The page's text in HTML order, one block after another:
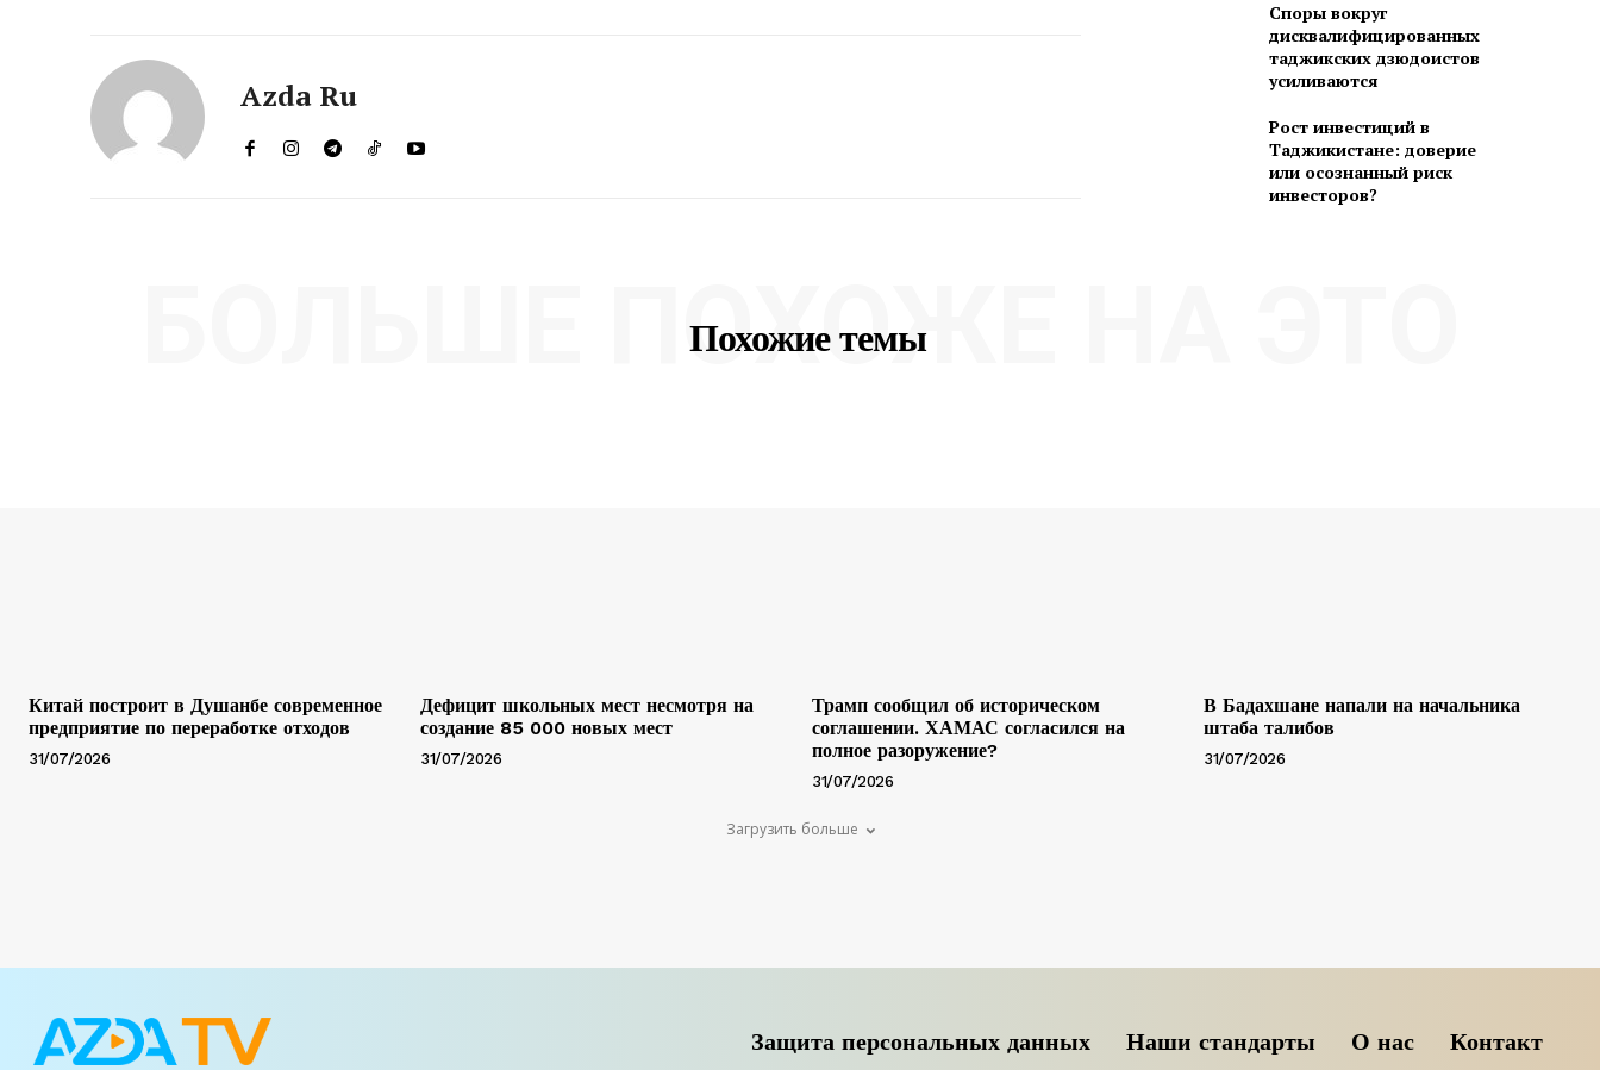
Azda Ru
Споры вокруг
дисквалифицированных
таджикских дзюдоистов
усиливаются
Рост инвестиций в
Таджикистане: доверие
или осознанный риск
инвесторов?
Похожие темы
БОЛЬШЕ ПОХОЖЕ НА ЭТО
Китай построит в Душанбе современное
предприятие по переработке отходов
31/07/2026
Дефицит школьных мест несмотря на
создание 85 000 новых мест
31/07/2026
Трамп сообщил об историческом
соглашении. ХАМАС согласился на
полное разоружение?
31/07/2026
В Бадахшане напали на начальника
штаба талибов
31/07/2026
Загрузить больше
Защита персональных данных Наши стандарты О нас Контакт